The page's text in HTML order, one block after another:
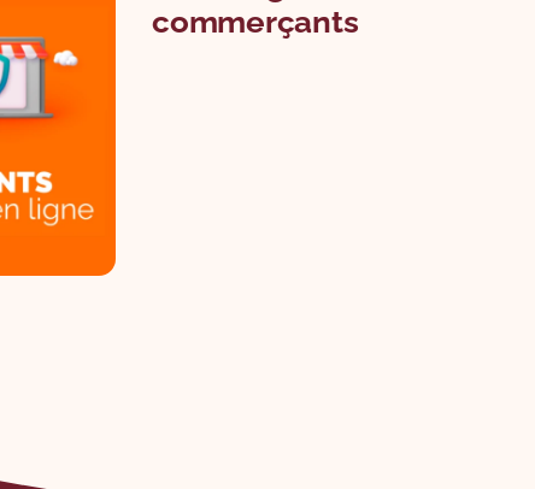
commerçants